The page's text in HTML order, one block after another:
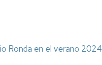
Ronda en el verano 2024